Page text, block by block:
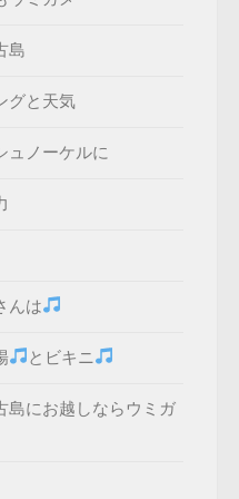
島
グと天気
ュノーケルに
んは
とビキニ
島にお越しならウミガ